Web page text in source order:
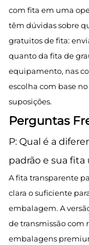
com fita em uma
têm dúvidas sobre
gratuitos de fita:
quanto da fita de
equipamento, nas
escolha com base
suposições.
Perguntas
P: Qual é a
padrão e sua fita
A fita transparente
clara o suficiente
embalagem. A
de transmissão com
embalagens